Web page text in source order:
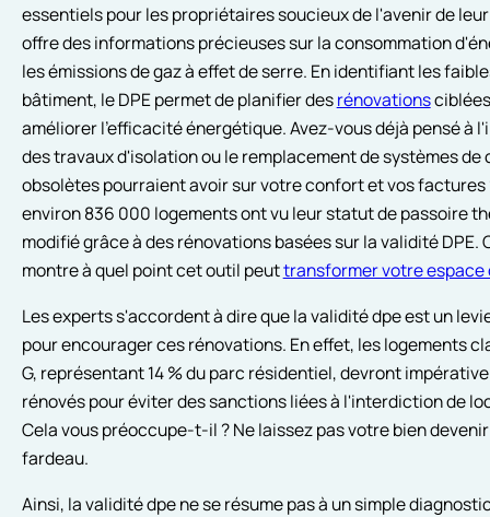
essentiels pour les propriétaires soucieux de l'avenir de
offre des informations précieuses sur la consommation
les émissions de gaz à effet de serre. En identifiant les
bâtiment, le DPE permet de planifier desrénovations
améliorer l'efficacité énergétique. Avez-vous déjà pensé à
des travaux d'isolation ou le remplacement de systèmes de
obsolètes pourraient avoir sur votre confort et vos factures
environ 836 000 logements ont vu leur statut de passoire
modifié grâce à des rénovations basées sur la validité DPE.
montre à quel point cet outil peuttransformer votre espace
Les experts s'accordent à dire que la validité dpe est un
pour encourager ces rénovations. En effet, les logements
G, représentant 14 % du parc résidentiel, devront
rénovés pour éviter des sanctions liées à l'interdiction de
Cela vous préoccupe-t-il ? Ne laissez pas votre bien
fardeau.
Ainsi, la validité dpe ne se résume pas à un simple